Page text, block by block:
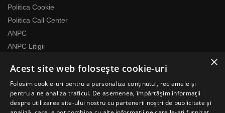
Politica Cookie
Politica Call Center
ANPC
ANPC Litigii
Despre noi
Echipa RomaniaMag este la dispozitia ta
Program relatii cu clientii
×
Acest site web folosește cookie-uri
Folosim cookie-uri pentru a personaliza conținutul, reclamele și
pentru a ne analiza traficul. De asemenea, împărtășim informații
despre utilizarea site-ului nostru cu partenerii noștri de publicitate și